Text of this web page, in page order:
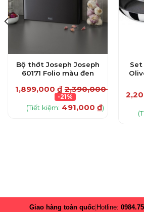
Bộ thớt Joseph Joseph
60171 Folio màu đen
1,899,000 ₫ 2,390,000
-21%
(Tiết kiệm: 491,000₫)
Set
Giao hàng toàn quốc Hotline: